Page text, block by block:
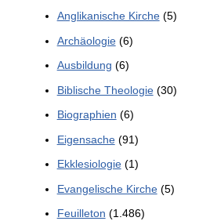
Anglikanische Kirche(5)
Archäologie(6)
Ausbildung (6)
Biblische Theologie(30)
Biographien (6)
Eigensache(91)
Ekklesiologie(1)
Evangelische Kirche(5)
Feuilleton (1.486)